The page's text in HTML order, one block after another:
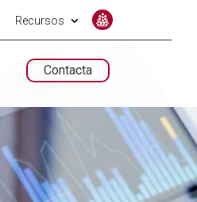
Recursos
Contacta